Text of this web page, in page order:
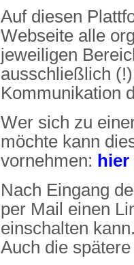
Auf diesen
Webseite alle
jeweiligen
ausschließlich
Kommunikation
Wer sich zu
möchte kann
vornehmen: hier
Nach Eingang
per Mail einen
einschalten
Auch die